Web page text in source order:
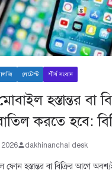
লেটেস্ট শীর্ষ সংবাদ
হস্তান্তর বা
করতে হবে:
2026 dakhinanchal desk
ফোন হস্তান্তর বা বিক্রির আগে